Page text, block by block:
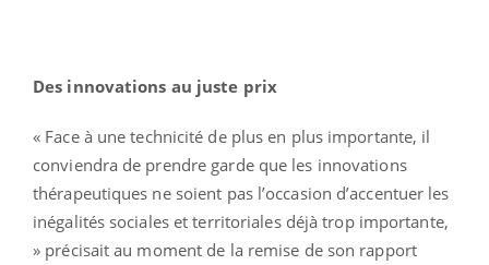
Des innovations au juste prix
« Face à une technicité de plus en plus importante, il
conviendra de prendre garde que les innovations
thérapeutiques ne soient pas l’occasion d’accentuer les
inégalités sociales et territoriales déjà trop importante,
» précisait au moment de la remise de son rapport